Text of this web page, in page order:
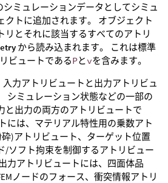
シミュレーションデータとしてシミュ
クトに追加されます。 オブジェクト
リとそれに該当するすべてのアトリ
から読み込まれます。 これは標準
ビュートであるPと vを含みます。
入力アトリビュートと出力アトリビュ
シミュレーション状態などの一部の
と出力の両方のアトリビュートで
には、マテリアル特性用の乗数アト
)アトリビュート、ターゲット位置
/ソフト拘束を制御するアトリビュー
力アトリビュートには、四面体品
ノードのフォース、衝突情報アトリ